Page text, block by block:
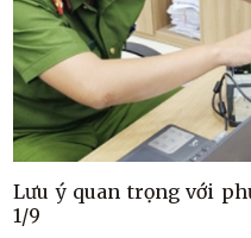
Lưu ý quan trọng với
1/9